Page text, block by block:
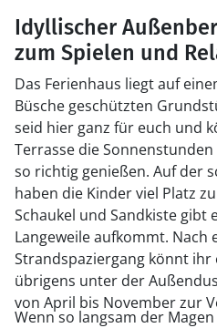
Idyllischer
zum Spielen und
Das Ferienhaus liegt auf
Büsche geschützten
seid hier ganz für euch und
Terrasse die
so richtig genießen. Auf der
haben die Kinder viel Platz
Schaukel und Sandkiste gibt
Langeweile aufkommt. Nach
Strandspaziergang könnt ihr
übrigens unter der
von April bis November zur
Wenn so langsam der